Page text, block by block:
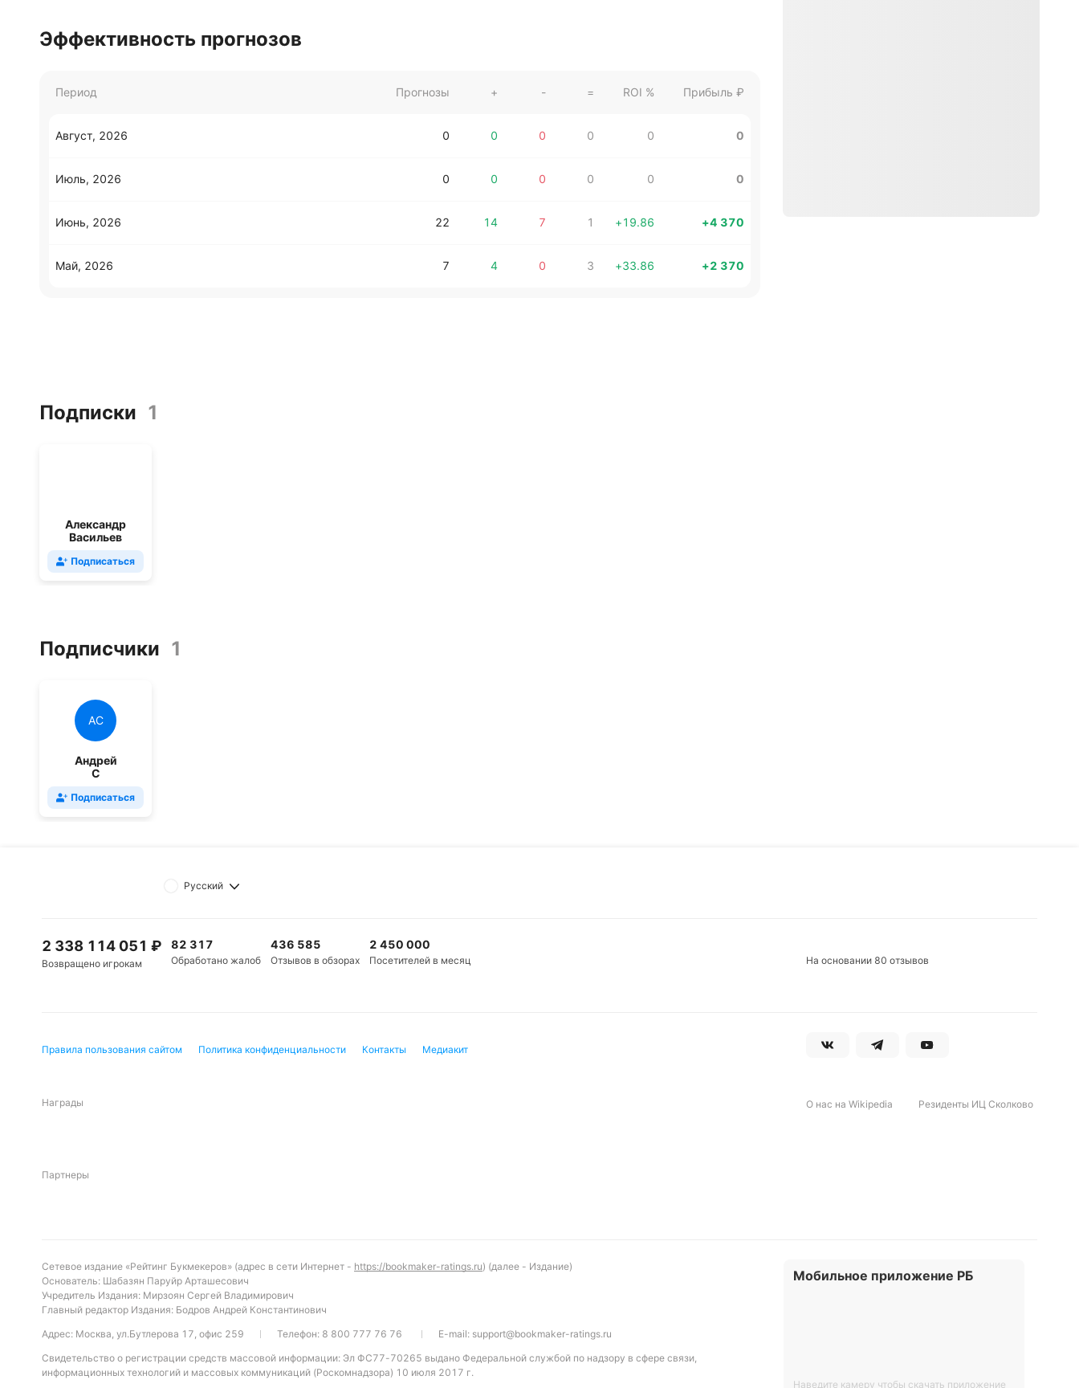
Эффективность прогнозов
Период Прогнозы + - = ROI % Прибыль ₽
Август, 2026 0 0 0 0 0 0
Июль, 2026 0 0 0 0 0 0
Июнь, 2026 22 14 7 1 +19.86 +4 370
Май, 2026 7 4 0 3 +33.86 +2 370
Подписки 1
Александр
Васильев
Подписаться
Подписчики 1
АС
Андрей
С
Подписаться
Русский
2 338 114 051 ₽
Возвращено игрокам
82 317
Обработано жалоб
436 585
Отзывов в обзорах
2 450 000
Посетителей в месяц На основании 80 отзывов
Правила пользования сайтом Политика конфиденциальности Контакты Медиакит
Награды О нас на Wikipedia Резиденты ИЦ Сколково
Партнеры
Сетевое издание «Рейтинг Букмекеров» (адрес в сети Интернет - https://bookmaker-ratings.ru) (далее - Издание)
Основатель: Шабазян Паруйр Арташесович
Учредитель Издания: Мирзоян Сергей Владимирович
Главный редактор Издания: Бодров Андрей Константинович
Адрес: Москва, ул.Бутлерова 17, офис 259
Телефон: 8 800 777 76 76 E-mail: support@bookmaker-ratings.ru
Свидетельство о регистрации средств массовой информации: Эл ФС77-70265 выдано Федеральной службой по надзору в сфере связи,
информационных технологий и массовых коммуникаций (Роскомнадзора) 10 июля 2017 г.
Мобильное приложение РБ
Наведите камеру чтобы скачать приложение